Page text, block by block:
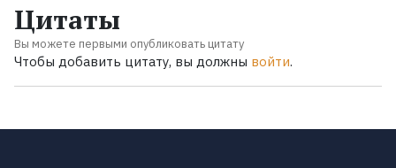
Цитаты
Вы можете первыми опубликовать цитату
Чтобы добавить цитату, вы должны войти.